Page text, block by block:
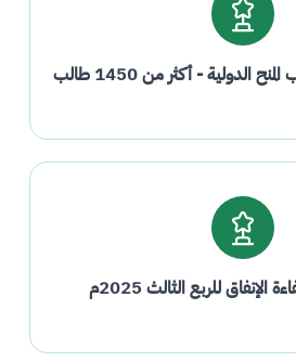
الدولية - أكثر من 1450 طالب
للربع الثالث 2025م